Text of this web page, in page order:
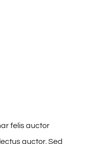
felis auctor
auctor. Sed